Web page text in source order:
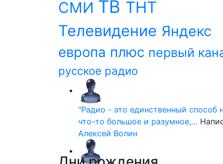
СМИ ТВ ТНТ
Телевидение Яндекс
европа плюс первый
русское радио
"Радио - это единственный способ
что-то большое и разумное,…
Алексей Волин